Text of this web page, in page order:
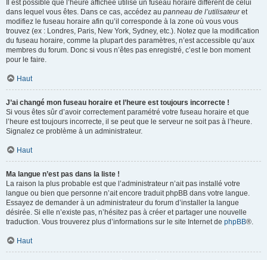
Il est possible que l’heure affichée utilise un fuseau horaire différent de celui
dans lequel vous êtes. Dans ce cas, accédez au panneau de l’utilisateuret
modifiez le fuseau horaire afin qu’il corresponde à la zone où vous vous
trouvez (ex : Londres, Paris, New York, Sydney, etc.). Notez que la modification
du fuseau horaire, comme la plupart des paramètres, n’est accessible qu’aux
membres du forum. Donc si vous n’êtes pas enregistré, c’est le bon moment
pour le faire.
Haut
J’ai changé mon fuseau horaire et l’heure est toujours incorrecte !
Si vous êtes sûr d’avoir correctement paramétré votre fuseau horaire et que
l’heure est toujours incorrecte, il se peut que le serveur ne soit pas à l’heure.
Signalez ce problème à un administrateur.
Haut
Ma langue n’est pas dans la liste !
La raison la plus probable est que l’administrateur n’ait pas installé votre
langue ou bien que personne n’ait encore traduit phpBB dans votre langue.
Essayez de demander à un administrateur du forum d’installer la langue
désirée. Si elle n’existe pas, n’hésitez pas à créer et partager une nouvelle
traduction. Vous trouverez plus d’informations sur le site Internet de phpBB®.
Haut